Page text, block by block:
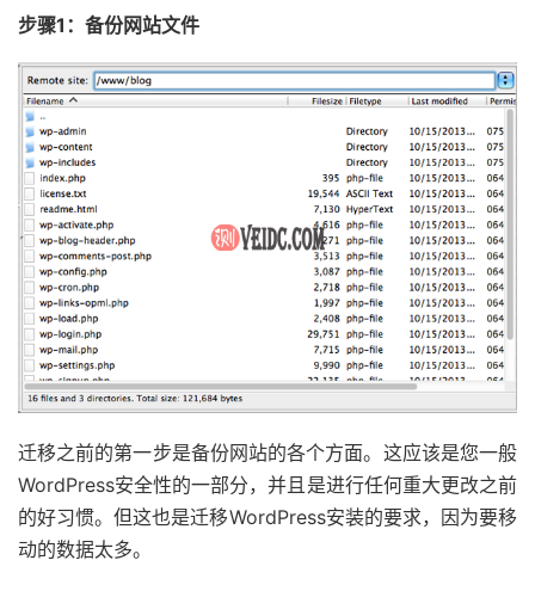
步骤1：备份网站文件
迁移之前的第一步是备份网站的各个方面。这应该是您一般
WordPress安全性的一部分，并且是进行任何重大更改之前
的好习惯。但这也是迁移WordPress安装的要求，因为要移
动的数据太多。